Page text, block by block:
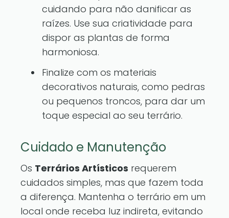
cuidando para não danificar as
raízes. Use sua criatividade para
dispor as plantas de forma
harmoniosa.
Finalize com os materiais
decorativos naturais, como pedras
ou pequenos troncos, para dar um
toque especial ao seu terrário.
Cuidado e Manutenção
Os Terrários Artísticos requerem
cuidados simples, mas que fazem toda
a diferença. Mantenha o terrário em um
local onde receba luz indireta, evitando